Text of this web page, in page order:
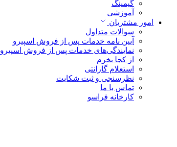
گیمینگ
آموزشی
امور مشتریان
سوالات متداول
آیین نامه خدمات پس از فروش اسپیرو
نمایندگی‌های خدمات پس از فروش اسپیرو
از کجا بخرم
استعلام گارانتی
نظرسنجی و ثبت شکایت
تماس با ما
کارخانه فراسو